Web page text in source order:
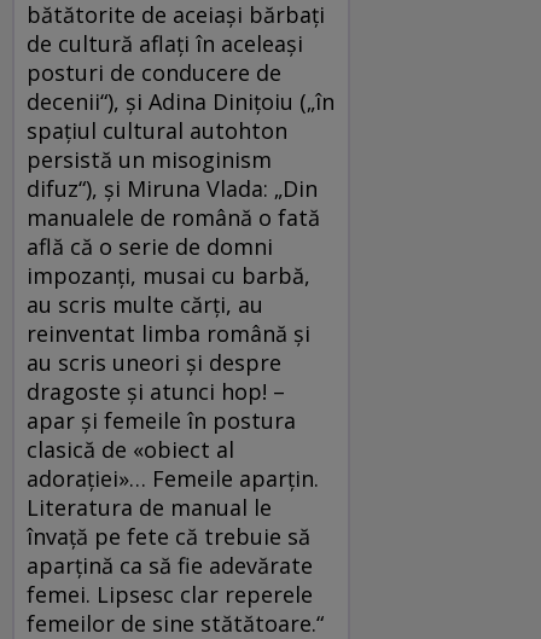
bătătorite de aceiași bărbați
de cultură aflați în aceleași
posturi de conducere de
decenii“), şi Adina Diniţoiu („în
spaţiul cultural autohton
persistă un misoginism
difuz“), şi Miruna Vlada: „Din
manualele de română o fată
află că o serie de domni
impozanți, musai cu barbă,
au scris multe cărți, au
reinventat limba română și
au scris uneori și despre
dragoste și atunci hop! –
apar și femeile în postura
clasică de «obiect al
adorației»… Femeile aparțin.
Literatura de manual le
învață pe fete că trebuie să
aparțină ca să fie adevărate
femei. Lipsesc clar reperele
femeilor de sine stătătoare.“